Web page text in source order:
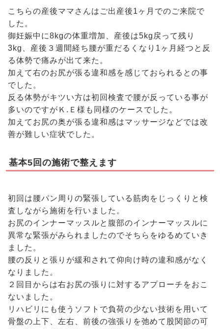
こちらの産後ママさんはご出産後1ヶ月でのご来院で
した。
御妊娠中に8kgの体重増加、産後は5kg戻って残り
3kg、産後３週間経ち腰が重だるくなり1ヶ月経つと反
る体勢で痛みが出て来た。
加えて右のお尻が張る違和感を感じておられるとの事
でした。
反る体勢がキツい方は初回検査で腰が反っている事が
多いのですがＫ.Ｅ様も同様のケースでした。
加えてお尻の奥が張る違和感はマッサージなどでは改
善が難しい症状でした。
基本5回の施術で整えます
初回は腰パン周りの緊張している筋肉をじっくりと検
査しながら施術を行いました。
お尻のインナーマッスルと腹部のインナーマッスルに
異常な緊張がみられましたのでそちらをゆるめていき
ました。
腰の反りと張りが緩和されて仰向け時の違和感がなく
なりました。
２回目からは右お尻の張りに対するアプローチをおこ
ないました。
リハビリにも使うソフトで負荷の少ない技術を用いて
骨盤の上下、左右、前後の強張りを弛めて股関節の可